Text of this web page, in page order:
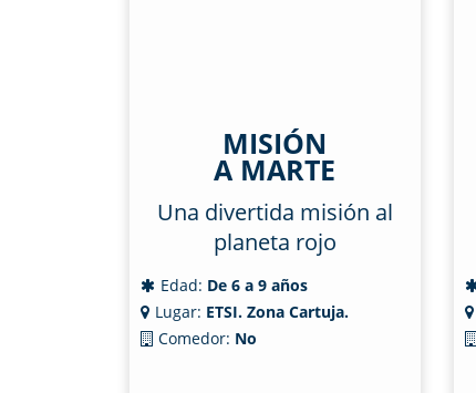
MISIÓN
A MARTE
Una divertida misión al
planeta rojo
Edad: De 6 a 9 años
Lugar: ETSI. Zona Cartuja.
Comedor: No